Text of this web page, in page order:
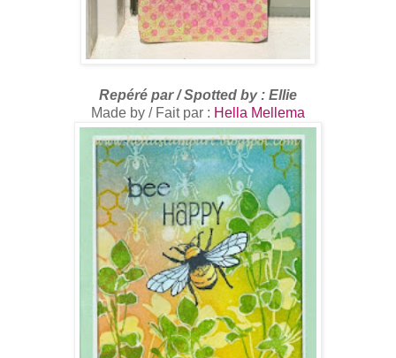
Repéré par /Spotted by: Ellie
Made by / Fait par : Hella Mellema